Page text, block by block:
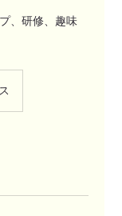
、研修、趣味